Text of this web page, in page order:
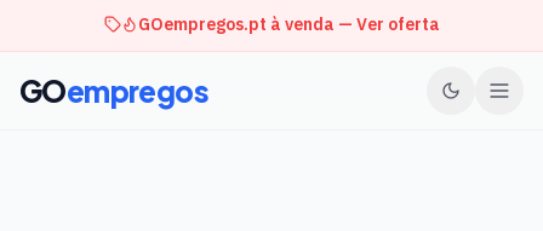
GOempregos.pt à venda — Ver oferta
GOempregos